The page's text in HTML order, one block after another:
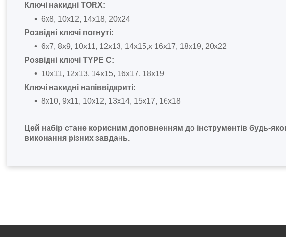
Ключі накидні TORX:
6х8, 10х12, 14х18, 20х24
Розвідні ключі погнуті:
6x7, 8x9, 10x11, 12x13, 14x15,x 16x17, 18x19, 20x22
Розвідні ключі TYPE C:
10x11, 12x13, 14x15, 16x17, 18x19
Ключі накидні напіввідкриті:
8х10, 9х11, 10х12, 13х14, 15х17, 16х18
Цей набір стане корисним доповненням до інструментів будь-
виконання різних завдань.